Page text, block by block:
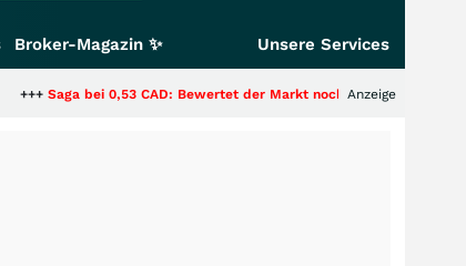
Broker-Magazin ✨ Unsere Services
bei 0,53 CAD: Bewertet der Markt noch immer nur die Hälfte der
Anzeige